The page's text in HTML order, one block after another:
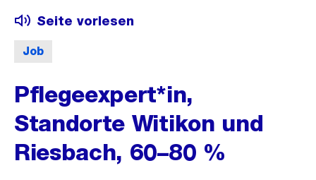
Job
Seite vorlesen
Pflegeexpert*in,
Standorte Witikon und
Riesbach, 60–80 %